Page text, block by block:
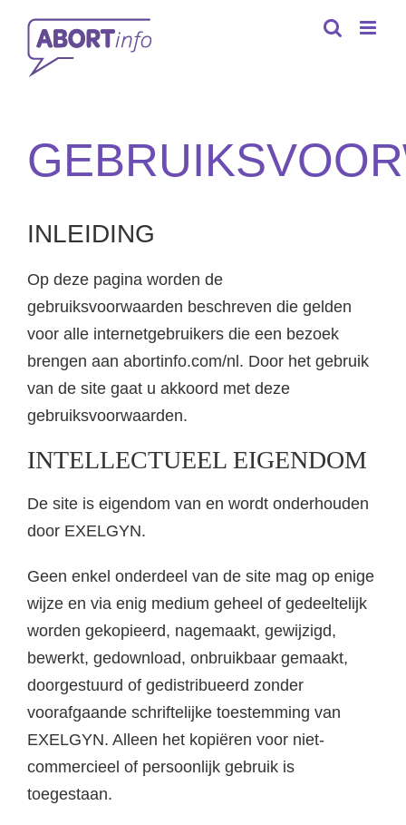
content
INLEIDING
Op deze pagina worden de
gebruiksvoorwaarden beschreven die gelden
voor alle internetgebruikers die een bezoek
brengen aan abortinfo.com/nl. Door het gebruik
van de site gaat u akkoord met deze
gebruiksvoorwaarden.
INTELLECTUEEL EIGENDOM
De site is eigendom van en wordt onderhouden
door EXELGYN.
Geen enkel onderdeel van de site mag op enige
wijze en via enig medium geheel of gedeeltelijk
worden gekopieerd, nagemaakt, gewijzigd,
bewerkt, gedownload, onbruikbaar gemaakt,
doorgestuurd of gedistribueerd zonder
voorafgaande schriftelijke toestemming van
EXELGYN. Alleen het kopiëren voor niet-
commercieel of persoonlijk gebruik is
toegestaan.